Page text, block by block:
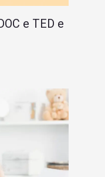
e TED e